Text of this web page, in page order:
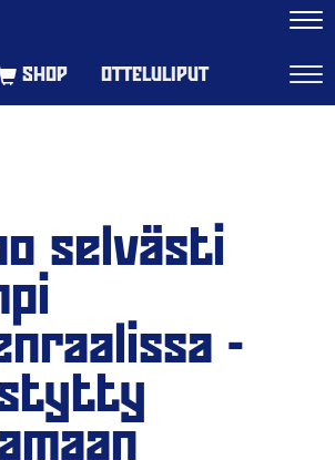
OTTELULIPUT
selvästi
-